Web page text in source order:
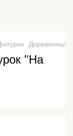
Деревянные
"На